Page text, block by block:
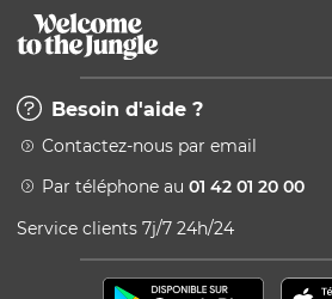
Besoin d'aide ?
Contactez-nous par email
Par téléphone au 01 42 01 20 00
Service clients 7j/7 24h/24